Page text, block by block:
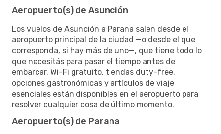
Aeropuerto(s) de Asunción
Los vuelos de Asunción a Parana salen desde el
aeropuerto principal de la ciudad —o desde el que
corresponda, si hay más de uno—, que tiene todo lo
que necesitás para pasar el tiempo antes de
embarcar. Wi-Fi gratuito, tiendas duty-free,
opciones gastronómicas y artículos de viaje
esenciales están disponibles en el aeropuerto para
resolver cualquier cosa de último momento.
Aeropuerto(s) de Parana